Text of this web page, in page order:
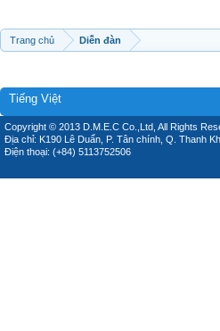
Trang chủ Diễn đàn
Tiếng Việt
Copyright © 2013 D.M.E.C Co.,Ltd, All Rights
Địa chỉ: K190 Lê Duẩn, P. Tân chính, Q. Thanh
Điện thoại: (+84) 5113752506